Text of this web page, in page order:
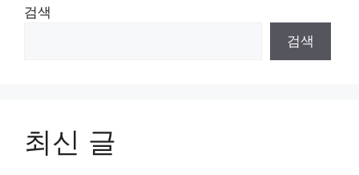
검색
검색
최신 글